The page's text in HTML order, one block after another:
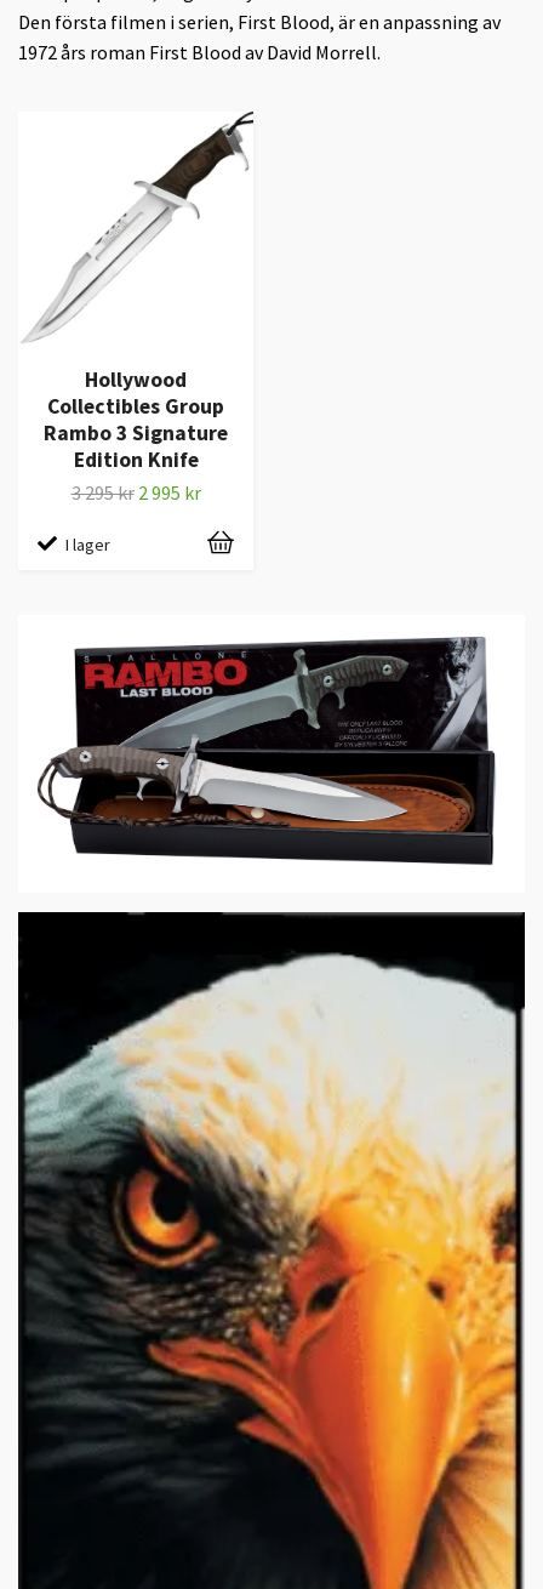
Den första filmen i serien, First Blood, är en anpassning av
1972 års roman First Blood av David Morrell.
Hollywood
Collectibles Group
Rambo 3 Signature
Edition Knife
3 295 kr 2 995 kr
I lager